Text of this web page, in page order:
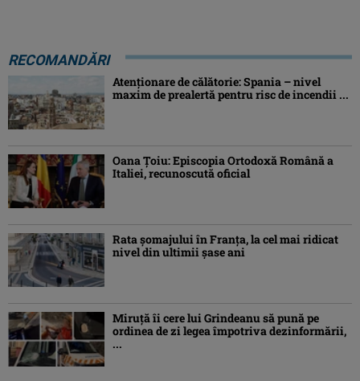
RECOMANDĂRI
Atenţionare de călătorie: Spania – nivel
maxim de prealertă pentru risc de incendii ...
Oana Ţoiu: Episcopia Ortodoxă Română a
Italiei, recunoscută oficial
Rata şomajului în Franța, la cel mai ridicat
nivel din ultimii şase ani
Miruţă îi cere lui Grindeanu să pună pe
ordinea de zi legea împotriva dezinformării,
...